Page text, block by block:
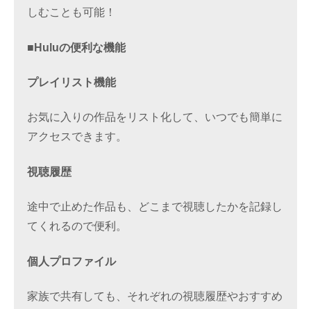
しむことも可能！
■Huluの便利な機能
プレイリスト機能
お気に入りの作品をリスト化して、いつでも簡単に
アクセスできます。
視聴履歴
途中で止めた作品も、どこまで視聴したかを記録し
てくれるので便利。
個人プロファイル
家族で共有しても、それぞれの視聴履歴やおすすめ